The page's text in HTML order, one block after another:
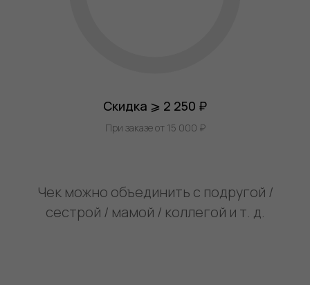
Скидка ⩾ 2 250 ₽
При заказе от 15 000 ₽
Чек можно объединить с подругой /
сестрой / мамой / коллегой и т. д.